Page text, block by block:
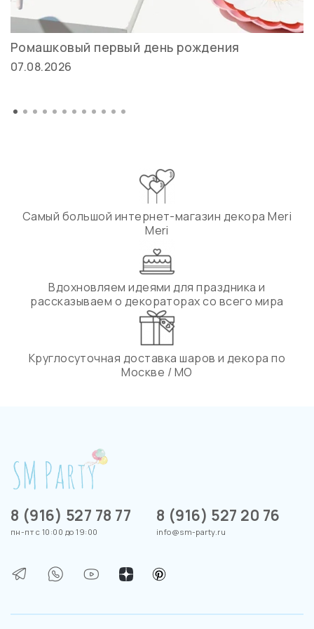
Ромашковый первый день рождения
07.08.2026
Самый большой интернет-магазин декора Meri
Meri
Вдохновляем идеями для праздника и
рассказываем о декораторах со всего мира
Круглосуточная доставка шаров и декора по
Москве / МО
8 (916) 527 78 77
пн-пт с 10:00 до 19:00
8 (916) 527 20 76
info@sm-party.ru